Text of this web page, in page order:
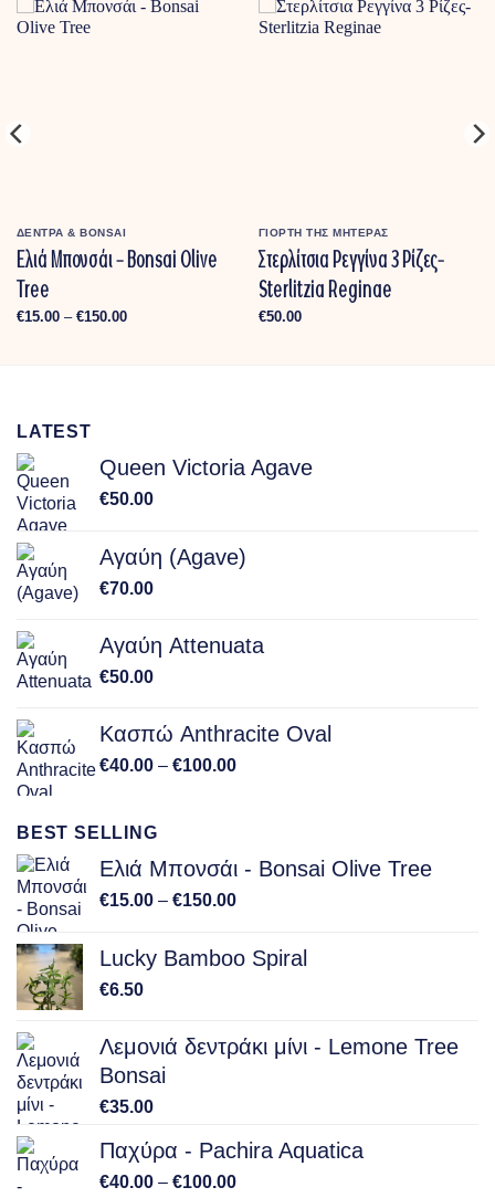
ΔΕΝΤΡΑ & BONSAI
Ελιά Μπονσάι – Bonsai Olive
Tree
€15.00 – €150.00Price
ΓΙΟΡΤΗ ΤΗΣ ΜΗΤΕΡΑΣ
Στερλίτσια Ρεγγίνα 3 Ρίζες-
Sterlitzia Reginae
€50.00
LATEST
Queen Victoria Agave
€50.00
Αγαύη (Agave)
€70.00
Αγαύη Attenuata
€50.00
Κασπώ Anthracite Oval
€40.00 – €100.00Price
€100.00
BEST SELLING
Ελιά Μπονσάι - Bonsai Olive Tree
€15.00 – €150.00Price
€15.00
through
Lucky Bamboo Spiral
€6.50
Λεμονιά δεντράκι μίνι - Lemone Tree
Bonsai
€35.00
Παχύρα - Pachira Aquatica
€40.00 – €100.00Price